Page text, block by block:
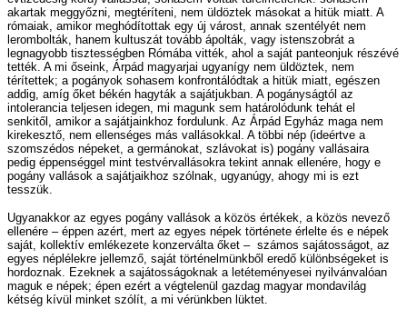
akartak meggyőzni, megtéríteni, nem üldöztek másokat a hitük miatt. A
rómaiak, amikor meghódítottak egy új várost, annak szentélyét nem
lerombolták, hanem kultuszát tovább ápolták, vagy istenszobrát a
legnagyobb tisztességben Rómába vitték, ahol a saját panteonjuk részévé
tették. A mi őseink, Árpád magyarjai ugyanígy nem üldöztek, nem
térítettek; a pogányok sohasem konfrontálódtak a hitük miatt, egészen
addig, amíg őket békén hagyták a sajátjukban. A pogányságtól az
intolerancia teljesen idegen, mi magunk sem határolódunk tehát el
senkitől, amikor a sajátjainkhoz fordulunk. Az Árpád Egyház maga nem
kirekesztő, nem ellenséges más vallásokkal. A többi nép (ideértve a
szomszédos népeket, a germánokat, szlávokat is) pogány vallásaira
pedig éppenséggel mint testvérvallásokra tekint annak ellenére, hogy e
pogány vallások a sajátjaikhoz szólnak, ugyanúgy, ahogy mi is ezt
tesszük.
Ugyanakkor az egyes pogány vallások a közös értékek, a közös nevező
ellenére – éppen azért, mert az egyes népek története érlelte és e népek
saját, kollektív emlékezete konzerválta őket – számos sajátosságot, az
egyes néplélekre jellemző, saját történelmünkből eredő különbségeket is
hordoznak. Ezeknek a sajátosságoknak a letéteményesei nyilvánvalóan
maguk e népek; épen ezért a végtelenül gazdag magyar mondavilág
kétség kívül minket szólít, a mi vérünkben lüktet.